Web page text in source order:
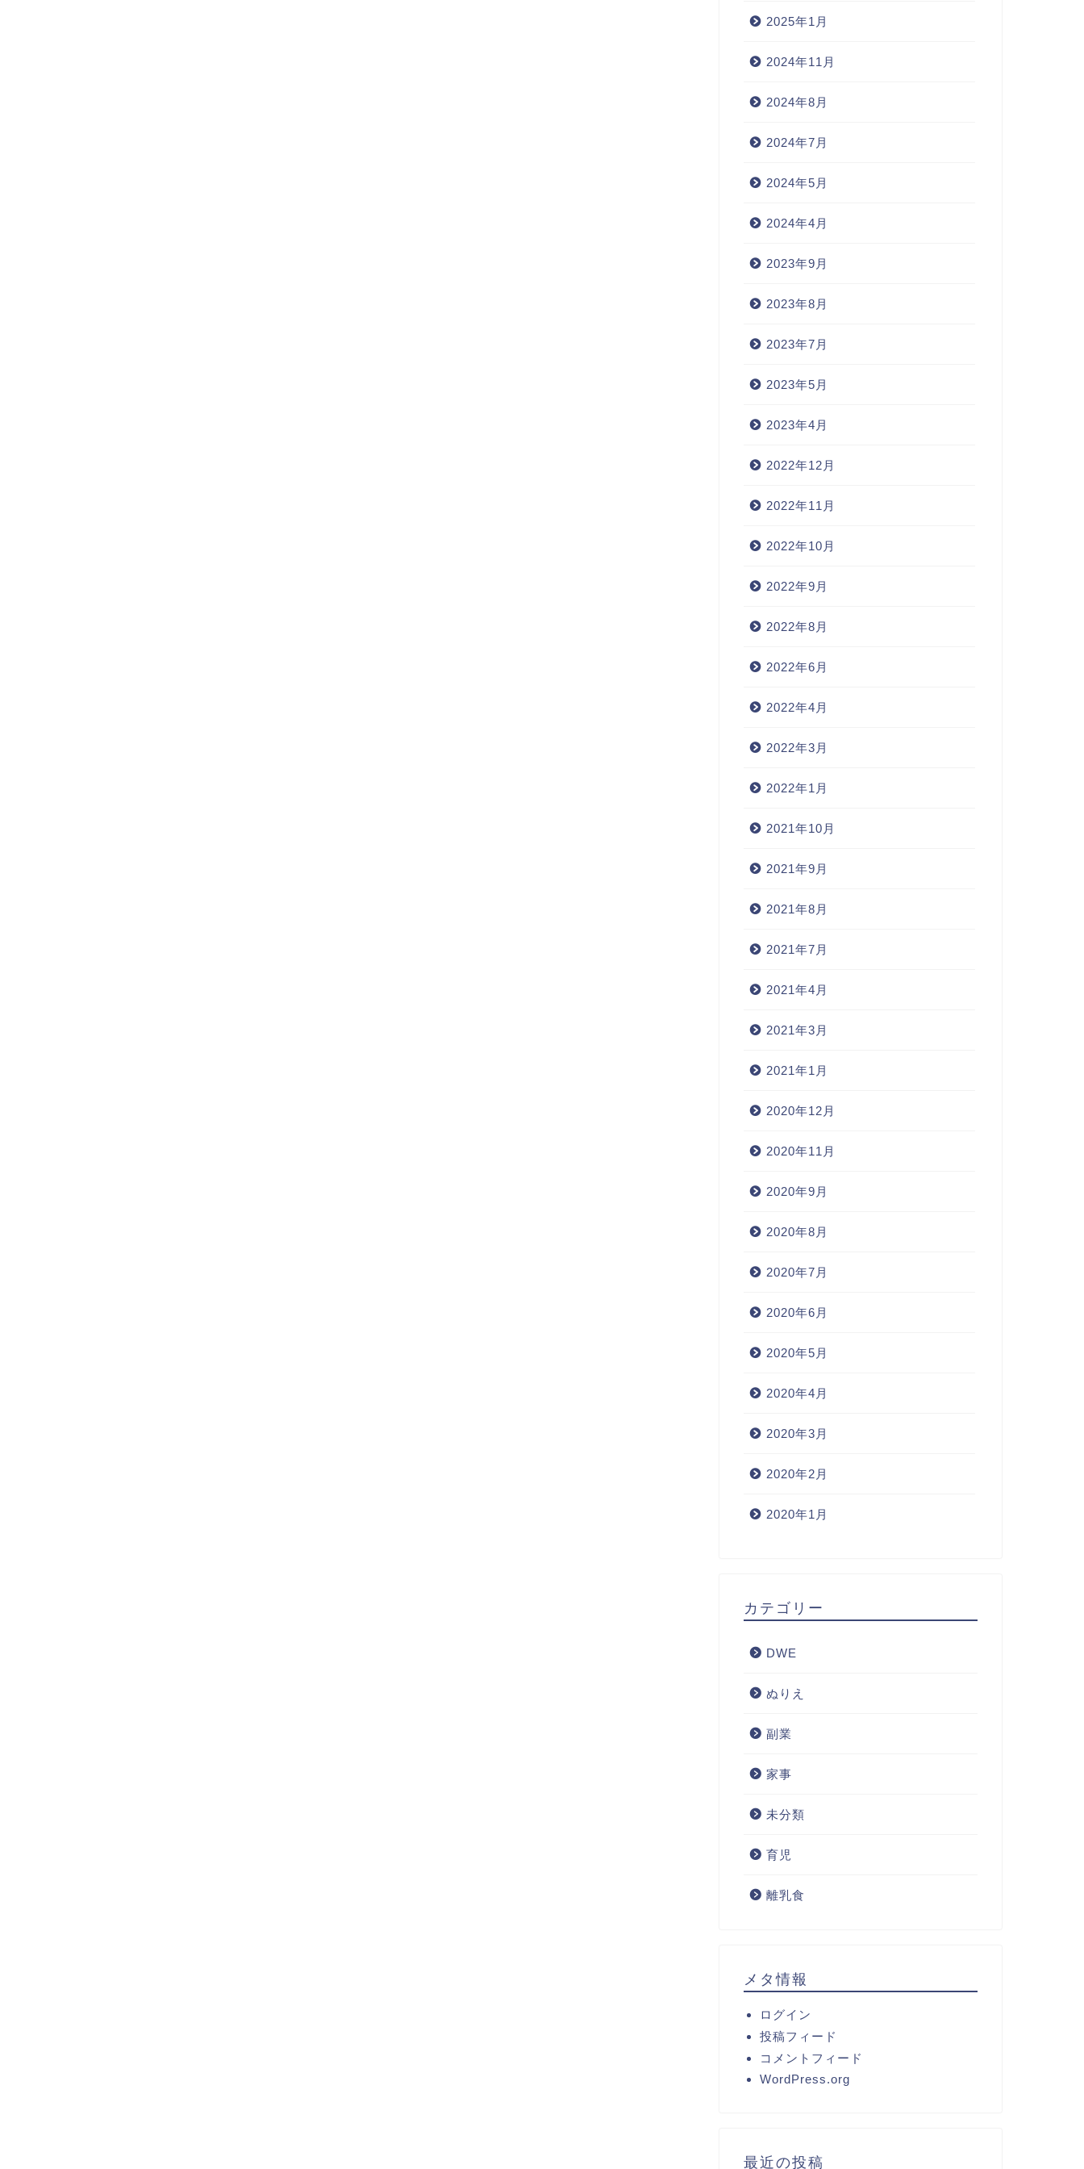
2025年1月
2024年11月
2024年8月
2024年7月
2024年5月
2024年4月
2023年9月
2023年8月
2023年7月
2023年5月
2023年4月
2022年12月
2022年11月
2022年10月
2022年9月
2022年8月
2022年6月
2022年4月
2022年3月
2022年1月
2021年10月
2021年9月
2021年8月
2021年7月
2021年4月
2021年3月
2021年1月
2020年12月
2020年11月
2020年9月
2020年8月
2020年7月
2020年6月
2020年5月
2020年4月
2020年3月
2020年2月
2020年1月
カテゴリー
DWE
ぬりえ
副業
家事
未分類
育児
離乳食
メタ情報
ログイン
投稿フィード
コメントフィード
WordPress.org
最近の投稿